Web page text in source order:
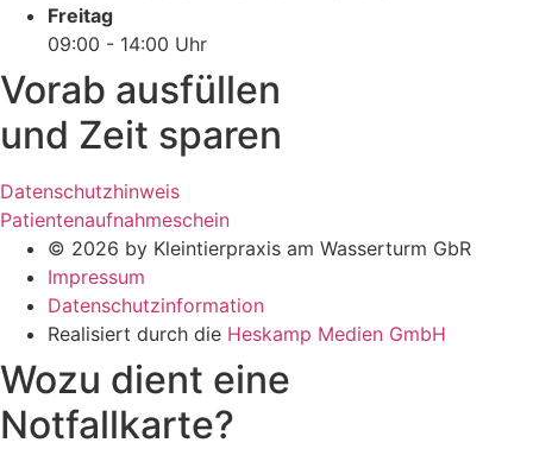
Freitag
09:00 - 14:00 Uhr
Vorab ausfüllen
und Zeit sparen
Datenschutzhinweis
Patientenaufnahmeschein
© 2026 by Kleintierpraxis am Wasserturm GbR
Impressum
Datenschutzinformation
Realisiert durch die Heskamp Medien GmbH
Wozu dient eine
Notfallkarte?